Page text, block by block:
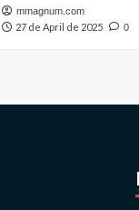
mmagnum.com
27 de April de 2025 0